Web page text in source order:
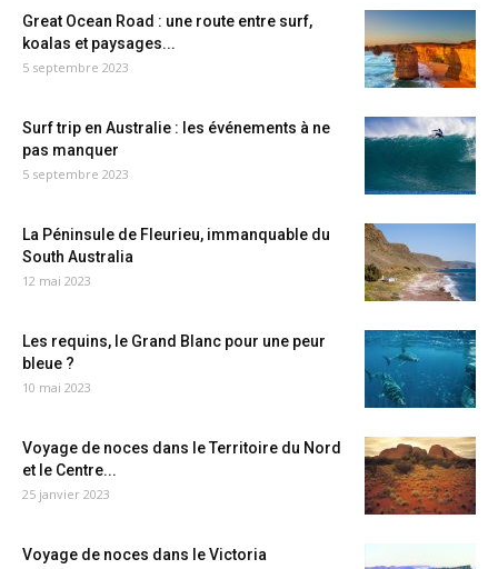
Great Ocean Road : une route entre surf,
koalas et paysages...
5 septembre 2023
Surf trip en Australie : les événements à ne
pas manquer
5 septembre 2023
La Péninsule de Fleurieu, immanquable du
South Australia
12 mai 2023
Les requins, le Grand Blanc pour une peur
bleue ?
10 mai 2023
Voyage de noces dans le Territoire du Nord
et le Centre...
25 janvier 2023
Voyage de noces dans le Victoria